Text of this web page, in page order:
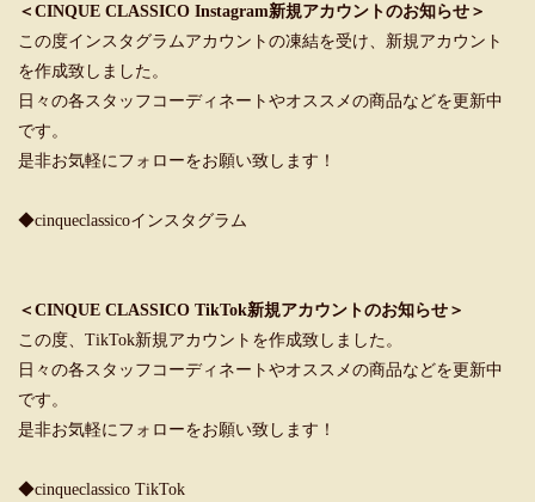
＜CINQUE CLASSICO Instagram新規アカウントのお知らせ＞
この度インスタグラムアカウントの凍結を受け、新規アカウント
を作成致しました。
日々の各スタッフコーディネートやオススメの商品などを更新中
です。
是非お気軽にフォローをお願い致します！
◆cinqueclassicoインスタグラム
＜CINQUE CLASSICO TikTok新規アカウントのお知らせ＞
この度、TikTok新規アカウントを作成致しました。
日々の各スタッフコーディネートやオススメの商品などを更新中
です。
是非お気軽にフォローをお願い致します！
◆cinqueclassico TikTok